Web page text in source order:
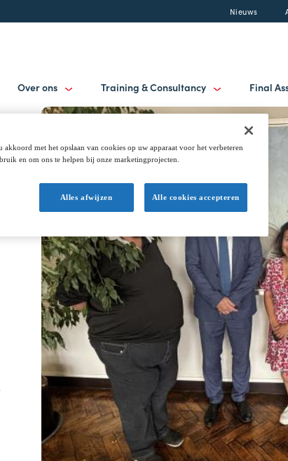
Nieuws
Over ons Training & Consultancy Final
met het opslaan van cookies op uw apparaat voor het verbeteren
en om ons te helpen bij onze marketingprojecten.
Alles afwijzen Alle cookies accepteren